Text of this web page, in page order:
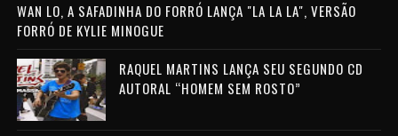
WAN LO, A SAFADINHA DO FORRÓ LANÇA "LA LA LA", VERSÃO
FORRÓ DE KYLIE MINOGUE
RAQUEL MARTINS LANÇA SEU SEGUNDO CD
AUTORAL “HOMEM SEM ROSTO”